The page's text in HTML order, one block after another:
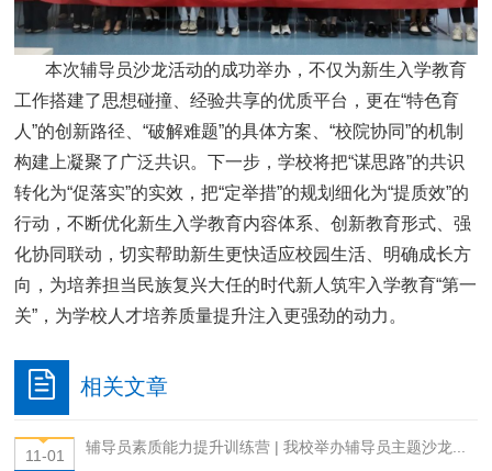
本次辅导员沙龙活动的成功举办，不仅为新生入学教育
工作搭建了思想碰撞、经验共享的优质平台，更在“特色育
人”的创新路径、“破解难题”的具体方案、“校院协同”的机制
构建上凝聚了广泛共识。下一步，学校将把“谋思路”的共识
转化为“促落实”的实效，把“定举措”的规划细化为“提质效”的
行动，不断优化新生入学教育内容体系、创新教育形式、强
化协同联动，切实帮助新生更快适应校园生活、明确成长方
向，为培养担当民族复兴大任的时代新人筑牢入学教育“第一
关”，为学校人才培养质量提升注入更强劲的动力。
相关文章
11-01
辅导员素质能力提升训练营 | 我校举办辅导员主题沙龙...